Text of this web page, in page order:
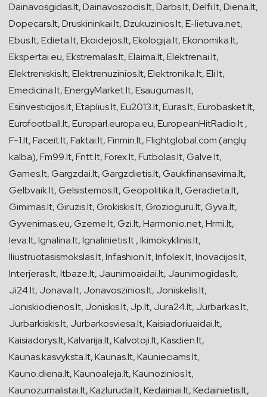
Dainavosgidas.lt, Dainavoszodis.lt, Darbs.lt, Delfi.lt, Diena.lt,
Dopecars.lt, Druskininkai.lt, Dzukuzinios.lt, E-lietuva.net,
Ebus.lt, Edieta.lt, Ekoidejos.lt, Ekologija.lt, Ekonomika.lt,
Ekspertai.eu, Ekstremalas.lt, Elaima.lt, Elektrenai.lt,
Elektreniskis.lt, Elektrenuzinios.lt, Elektronika.lt, Eli.lt,
Emedicina.lt, EnergyMarket.lt, Esaugumas.lt,
Esinvesticijos.lt, Etaplius.lt, Eu2013.lt, Euras.lt, Eurobasket.lt,
Eurofootball.lt, Europarl.europa.eu, EuropeanHitRadio.lt ,
F-1.lt, Faceit.lt, Faktai.lt, Finmin.lt, Flightglobal.com (anglų
kalba), Fm99.lt, Fntt.lt, Forex.lt, Futbolas.lt, Galve.lt,
Games.lt, Gargzdai.lt, Gargzdietis.lt, Gaukfinansavima.lt,
Gelbvaik.lt, Gelsistemos.lt, Geopolitika.lt, Geradieta.lt,
Gimimas.lt, Giruzis.lt, Grokiskis.lt, Grozioguru.lt, Gyva.lt,
Gyvenimas.eu, Gzeme.lt, Gzi.lt, Harmonio.net, Hrmi.lt,
Ieva.lt, Ignalina.lt, Ignalinietis.lt , Ikimokyklinis.lt,
Iliustruotasismokslas.lt, Infashion.lt, Infolex.lt, Inovacijos.lt,
Interjeras.lt, Itbaze.lt, Jaunimoaidai.lt, Jaunimogidas.lt,
Ji24.lt, Jonava.lt, Jonavoszinios.lt, Joniskelis.lt,
Joniskiodienos.lt, Joniskis.lt, Jp.lt, Jura24.lt, Jurbarkas.lt,
Jurbarkiskis.lt, Jurbarkosviesa.lt, Kaisiadoriuaidai.lt,
Kaisiadorys.lt, Kalvarija.lt, Kalvotoji.lt, Kasdien.lt,
Kaunas.kasvyksta.lt, Kaunas.lt, Kaunieciams.lt,
Kauno.diena.lt, Kaunoaleja.lt, Kaunozinios.lt,
Kaunozurnalistai.lt, Kazluruda.lt, Kedainiai.lt, Kedainietis.lt,